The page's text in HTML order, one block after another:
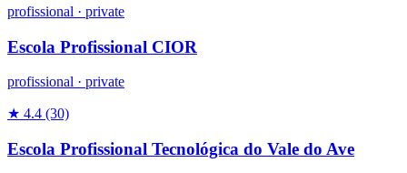
profissional · private
Escola Profissional CIOR
profissional · private
★ 4.4 (30)
Escola Profissional Tecnológica do Vale do Ave